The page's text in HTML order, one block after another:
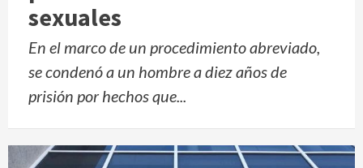
sexuales
En el marco de un procedimiento abreviado,
se condenó a un hombre a diez años de
prisión por hechos que...